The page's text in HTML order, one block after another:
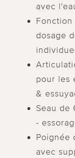
avec
dosage
pour les
&
Seau de
-
Poignée
avec